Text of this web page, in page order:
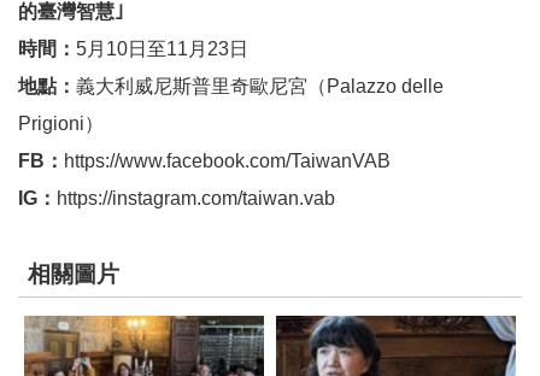
護
政
策
網
站
資
放
宣
告
的臺灣智慧｣
時間： 5月10日至11月23日
地點： 義大利威尼斯普里奇歐尼宮（Palazzo delle
Prigioni）
FB ： https://www.facebook.com/TaiwanVAB
IG ： https://instagram.com/taiwan.vab
相關圖片